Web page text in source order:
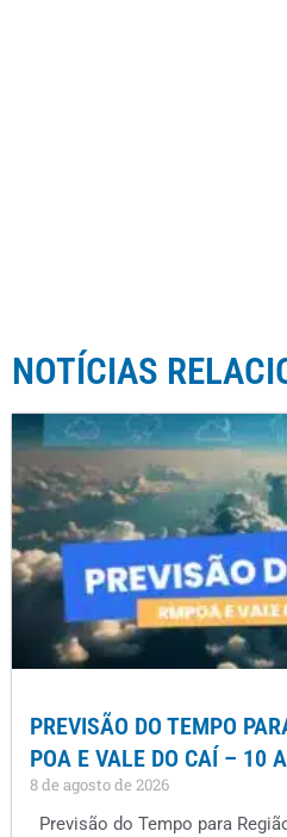
NOTÍCIAS
PREVISÃO DO TEMPO
POA E VALE DO CAÍ – 10
8 de agosto de 2026
Previsão do Tempo para